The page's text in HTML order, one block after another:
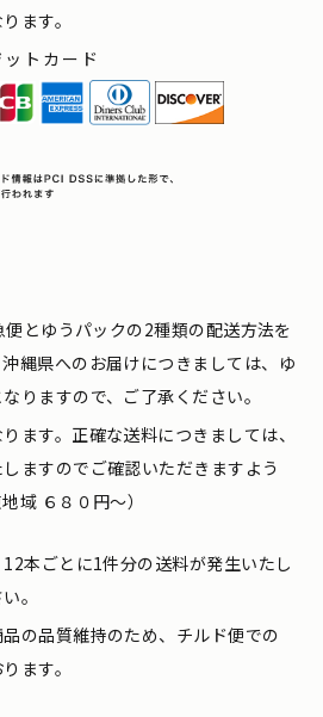
ます。
トカード
便とゆうパックの2種類の配送方法を
縄県へのお届けにつきましては、ゆ
りますので、ご了承ください。
ます。正確な送料につきましては、
ますのでご確認いただきますよう
域 ６８０円〜）
本ごとに1件分の送料が発生いたし
。
の品質維持のため、チルド便での
ます。